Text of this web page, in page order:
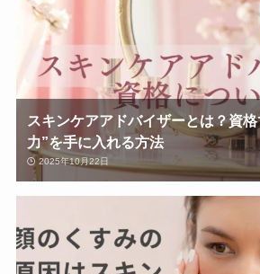
スキンケアアドバイザーとは？資
力”を手に入れる方法
2025年10月22日